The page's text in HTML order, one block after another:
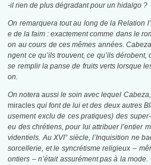
-il rien de plus dégradant pour un hidalgo ?
On remarquera tout au long de la Relation
e de la faim : exactement comme dans le
on au cours de ces mêmes années.
ngent ce qu’ils trouvent, ce qu’ils
se remplir la panse de fruits verts lorsque
on.
On notera aussi le soin avec lequel
miracles qui font de lui et des deux autres
usement exclu de ces pratiques) des
eu des chrétiens, pour lui attribuer l’entier
videntiels. Au XVI° siècle, l’Inquisition ne
sorcellerie, et le syncrétisme religieux –
ontiers – n’était assurément pas à la